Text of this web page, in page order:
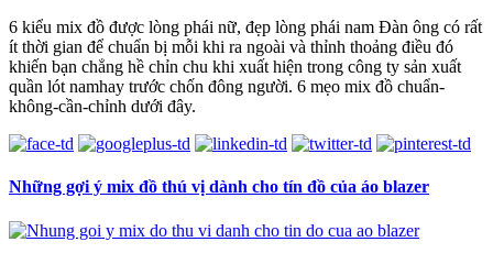
6 kiểu mix đồ được lòng phái nữ, đẹp lòng phái nam Đàn ông có rất
ít thời gian để chuẩn bị mỗi khi ra ngoài và thỉnh thoảng điều đó
khiến bạn chẳng hề chỉn chu khi xuất hiện trong công ty sản xuất
quần lót namhay trước chốn đông người. 6 mẹo mix đồ chuẩn-
không-cần-chỉnh dưới đây.
Những gợi ý mix đồ thú vị dành cho tín đồ của áo blazer